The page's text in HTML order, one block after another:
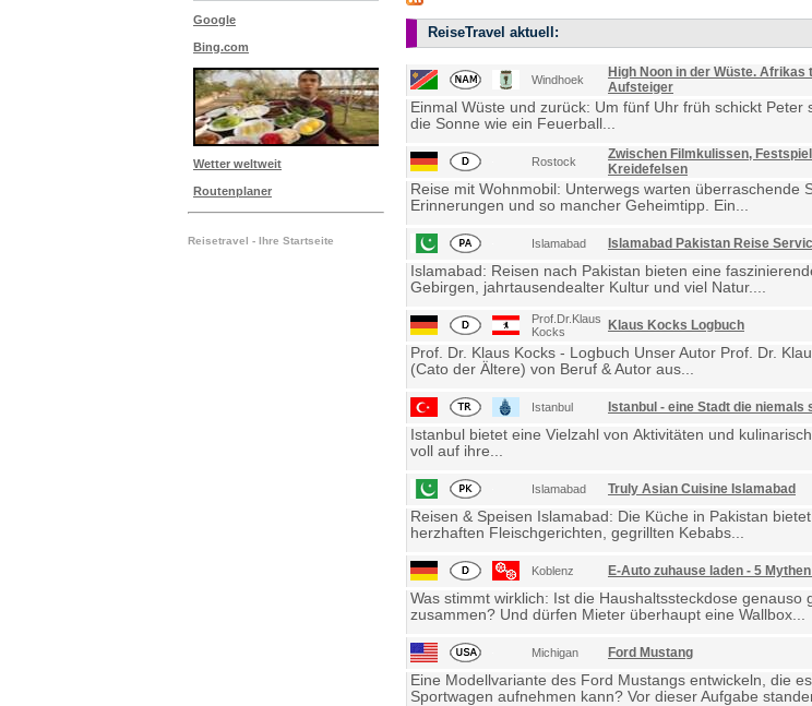
ReiseTravel aktuell:
Windhoek
High Noon in der Wüste.
Aufsteiger
Einmal Wüste und zurück: Um fünf Uhr früh schickt Peter
die Sonne wie ein Feuerball...
Rostock
Zwischen Filmkulissen,
Kreidefelsen
Reise mit Wohnmobil: Unterwegs warten überraschende
Erinnerungen und so mancher Geheimtipp. Ein...
Islamabad Islamabad Pakistan Reise
Islamabad: Reisen nach Pakistan bieten eine
Gebirgen, jahrtausendealter Kultur und viel Natur....
Prof.Dr.Klaus
Kocks
Klaus Kocks Logbuch
Prof. Dr. Klaus Kocks - Logbuch Unser Autor Prof. Dr.
(Cato der Ältere) von Beruf & Autor aus...
Istanbul Istanbul - eine Stadt die niemals
Istanbul bietet eine Vielzahl von Aktivitäten und
voll auf ihre...
Islamabad Truly Asian Cuisine Islamabad
Reisen & Speisen Islamabad: Die Küche in Pakistan
herzhaften Fleischgerichten, gegrillten Kebabs...
Koblenz E-Auto zuhause laden - 5
Was stimmt wirklich: Ist die Haushaltssteckdose genauso
zusammen? Und dürfen Mieter überhaupt eine Wallbox...
Michigan Ford Mustang
Eine Modellvariante des Ford Mustangs entwickeln, die
Sportwagen aufnehmen kann? Vor dieser Aufgabe
Google
Bing.com
Wetter weltweit
Routenplaner
Reisetravel - Ihre Startseite